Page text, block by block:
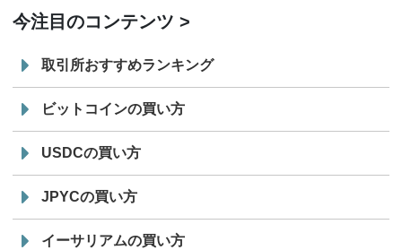
今注目のコンテンツ
取引所おすすめランキング
ビットコインの買い方
USDCの買い方
JPYCの買い方
イーサリアムの買い方